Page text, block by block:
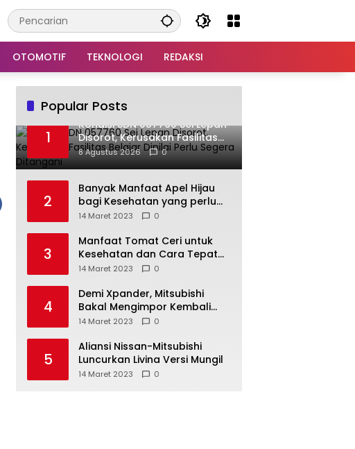
OTOMOTIF TEKNOLOGI REDAKSI
Popular Posts
1
Kondisi SDN 057760 Sei Lepan
Disorot, Kerusakan Fasilitas
Belajar Dinilai Perlu Segera
Ditangani
8 Agustus 2026 0
2
Banyak Manfaat Apel Hijau
bagi Kesehatan yang perlu
Anda ketahui
14 Maret 2023 0
3
Manfaat Tomat Ceri untuk
Kesehatan dan Cara Tepat
Mengonsumsinya
14 Maret 2023 0
4
Demi Xpander, Mitsubishi
Bakal Mengimpor Kembali
Pajero Sport
14 Maret 2023 0
5
Aliansi Nissan-Mitsubishi
Luncurkan Livina Versi Mungil
14 Maret 2023 0